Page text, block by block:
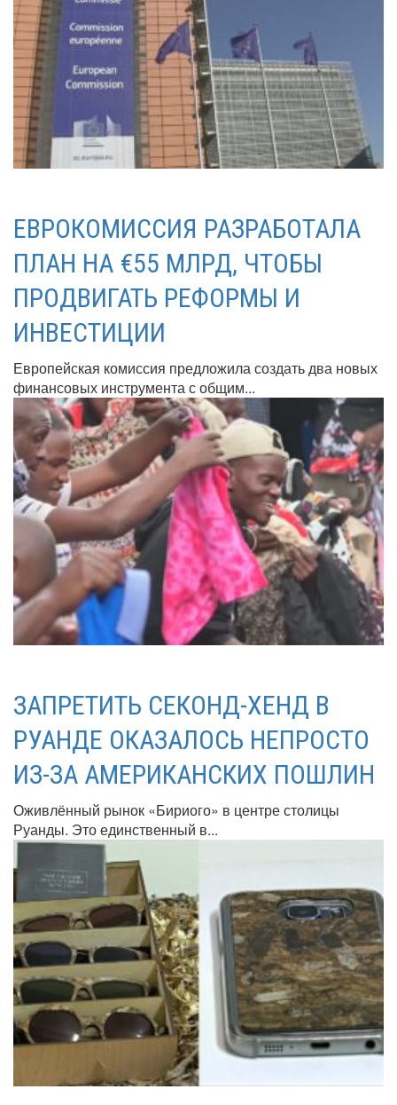
ЕВРОКОМИССИЯ РАЗРАБОТАЛА
ПЛАН НА €55 МЛРД, ЧТОБЫ
ПРОДВИГАТЬ РЕФОРМЫ И
ИНВЕСТИЦИИ
Европейская комиссия предложила создать два новых
финансовых инструмента с общим...
ЗАПРЕТИТЬ СЕКОНД-ХЕНД В
РУАНДЕ ОКАЗАЛОСЬ НЕПРОСТО
ИЗ-ЗА АМЕРИКАНСКИХ ПОШЛИН
Оживлённый рынок «Бириого» в центре столицы
Руанды. Это единственный в...